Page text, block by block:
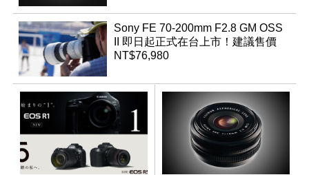
Sony FE 70-200mm F2.8 GM OSS
II 即日起正式在台上市！建議售價
NT$76,980